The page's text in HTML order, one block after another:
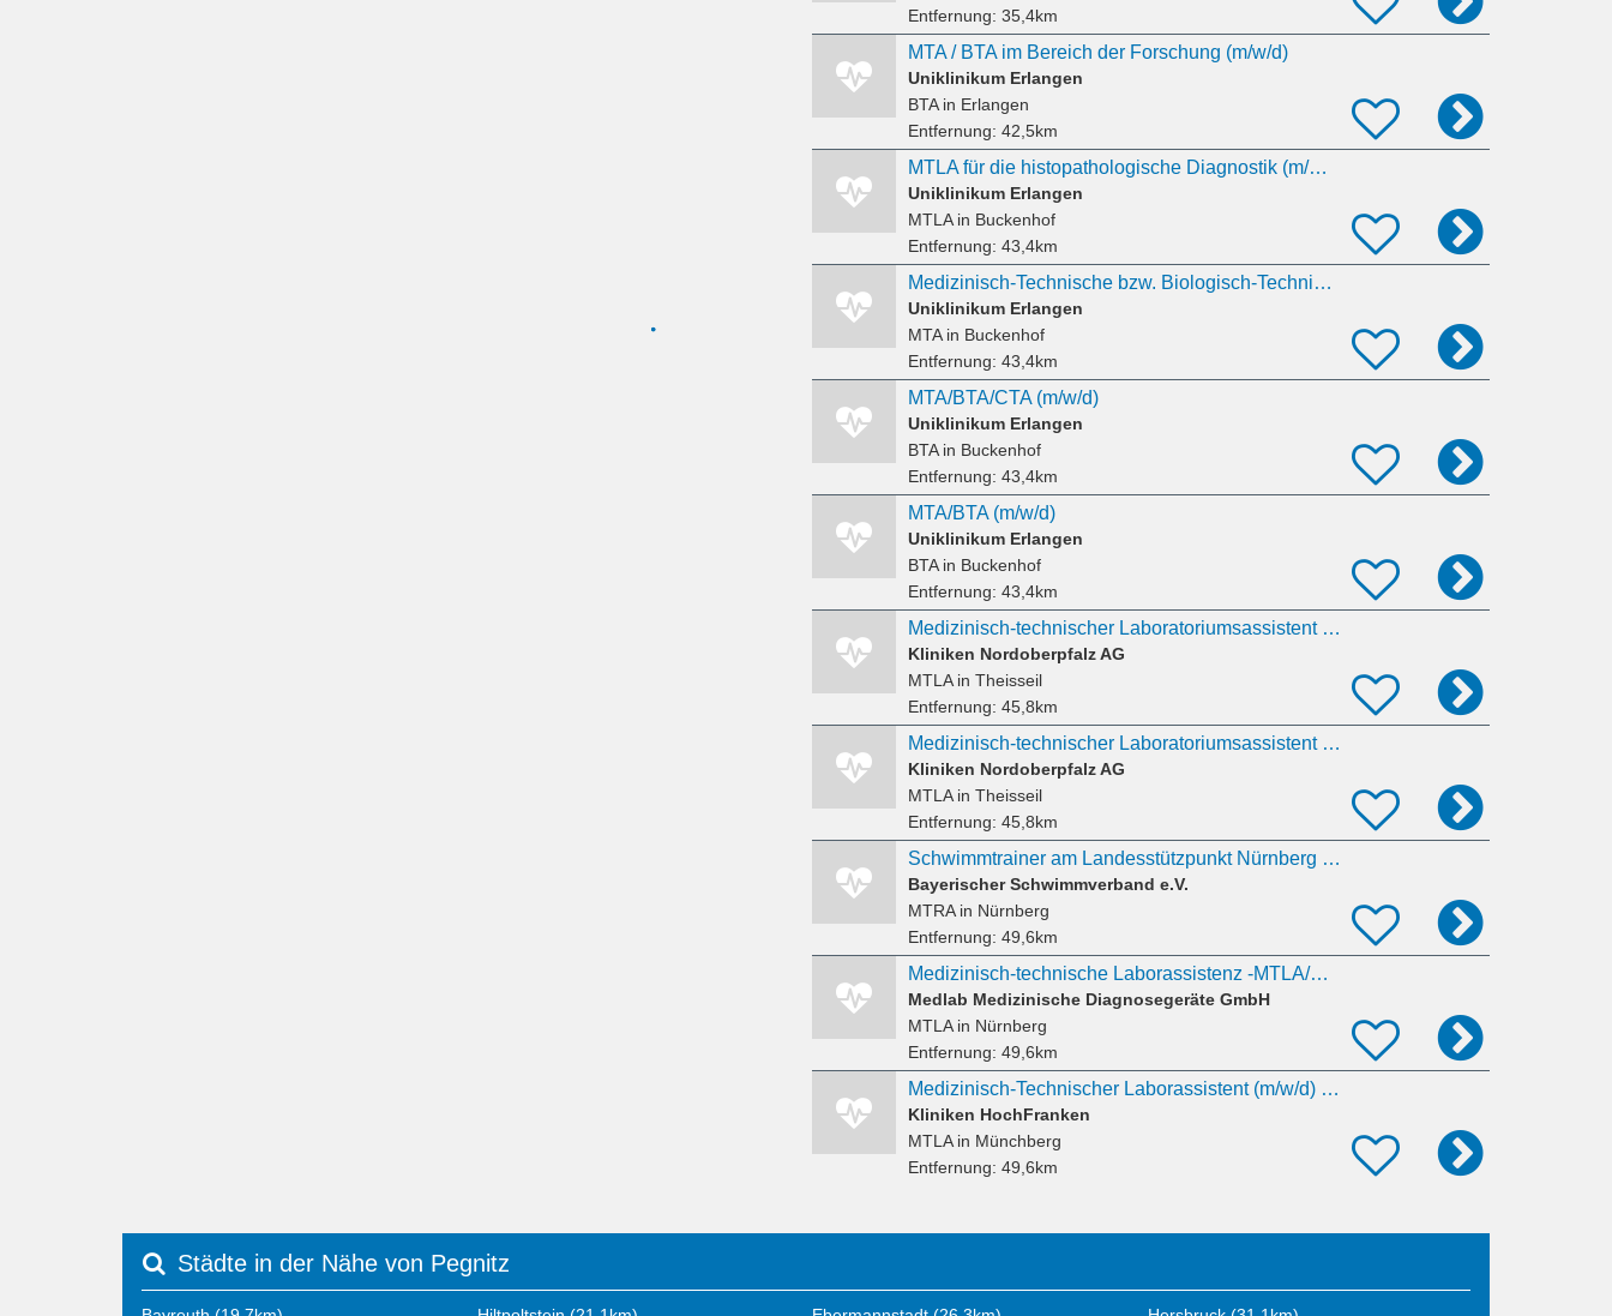
Entfernung: 35,4km
MTA / BTA im Bereich der Forschung (m/w/d)
Uniklinikum Erlangen
BTAin Erlangen
Entfernung: 42,5km
MTLA für die histopathologische Diagnostik (m/w/d)
Uniklinikum Erlangen
MTLAin Buckenhof
Entfernung: 43,4km
Medizinisch-Technische bzw. Biologisch-Technische Assistenz für die Central Biobank Erlangen
Uniklinikum Erlangen
MTAin Buckenhof
Entfernung: 43,4km
MTA/BTA/CTA (m/w/d)
Uniklinikum Erlangen
BTAin Buckenhof
Entfernung: 43,4km
MTA/BTA (m/w/d)
Uniklinikum Erlangen
BTAin Buckenhof
Entfernung: 43,4km
Medizinisch-technischer Laboratoriumsassistent (MTLA) (m/w/d)
Kliniken Nordoberpfalz AG
MTLAin Theisseil
Entfernung: 45,8km
Medizinisch-technischer Laboratoriumsassistent (MTLA) (m/w/d)
Kliniken Nordoberpfalz AG
MTLAin Theisseil
Entfernung: 45,8km
Schwimmtrainer am Landesstützpunkt Nürnberg (m/w/d)
Bayerischer Schwimmverband e.V.
MTRAin Nürnberg
Entfernung: 49,6km
Medizinisch-technische Laborassistenz -MTLA/Biologe (m/w/d) - Mikrobiologie
Medlab Medizinische Diagnosegeräte GmbH
MTLAin Nürnberg
Entfernung: 49,6km
Medizinisch-Technischer Laborassistent (m/w/d) in Teilzeit ab 01.03.2027
Kliniken HochFranken
MTLAin Münchberg
Entfernung: 49,6km
Städte in der Nähe von Pegnitz